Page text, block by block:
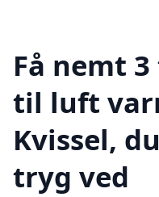
Få nemt
til luft
Kvissel,
tryg ved